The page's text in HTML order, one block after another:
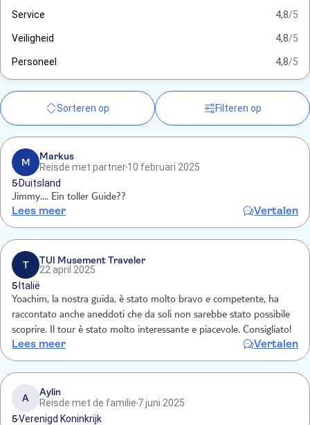
Service 4,8/5
Veiligheid 4,8/5
Personeel 4,8/5
Sorteren op Filteren op
M
Markus
Reisde met partner10 februari 2025
5 Duitsland
Jimmy.... Ein toller Guide??
Lees meer Vertalen
T
TUI Musement Traveler
22 april 2025
5 Italië
Yoachim, la nostra guida, è stato molto bravo e competente, ha
raccontato anche aneddoti che da soli non sarebbe stato possibile
scoprire. Il tour è stato molto interessante e piacevole. Consigliato!
Lees meer Vertalen
A
Aylin
Reisde met de familie 7 juni 2025
5Verenigd Koninkrijk